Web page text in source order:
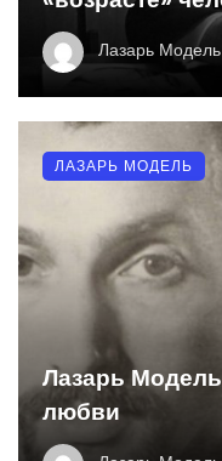
Лазарь Модель
Лазарь
любви
ЛАЗАРЬ МОДЕЛЬ